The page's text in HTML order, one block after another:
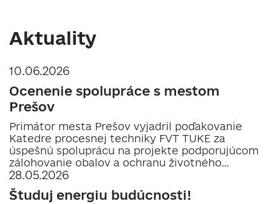
Aktuality
10.06.2026
Ocenenie spolupráce s mestom
Prešov
Primátor mesta Prešov vyjadril poďakovanie
Katedre procesnej techniky FVT TUKE za
úspešnú spoluprácu na projekte podporujúcom
zálohovanie obalov a ochranu životného
prostredia...
28.05.2026
Študuj energiu budúcnosti!